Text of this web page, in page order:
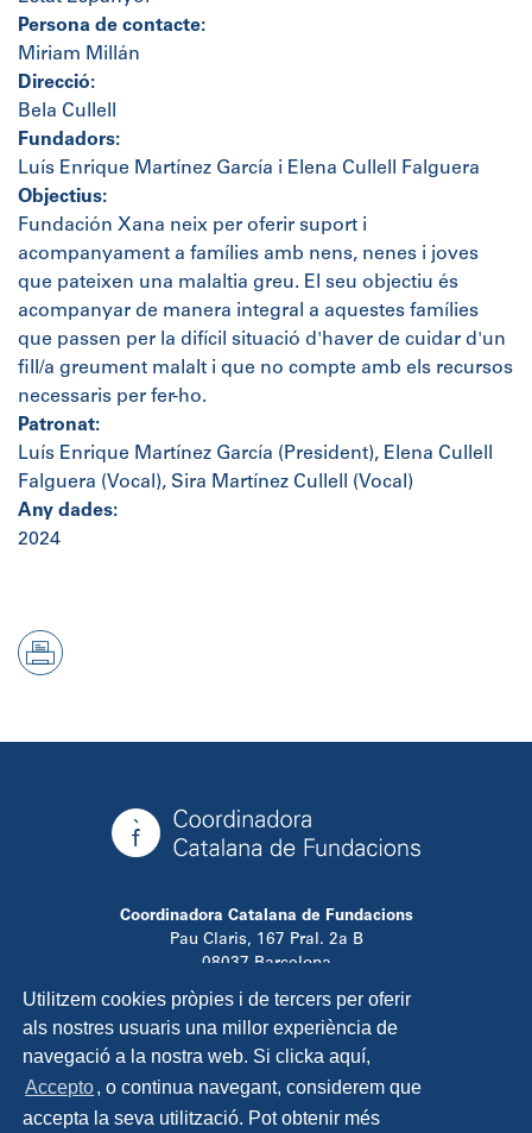
Utilitzem cookies pròpies i de tercers per oferir
als nostres usuaris una millor experiència de
navegació a la nostra web. Si clicka aquí,
Accepto, o continua navegant, considerem que
accepta la seva utilització. Pot obtenir més
Persona de contacte:
Miriam Millán
Direcció:
Bela Cullell
Fundadors:
Luís Enrique Martínez García i Elena Cullell Falguera
Objectius:
Fundación Xana neix per oferir suport i
acompanyament a famílies amb nens, nenes i joves
que pateixen una malaltia greu. El seu objectiu és
acompanyar de manera integral a aquestes famílies
que passen per la difícil situació d'haver de cuidar d'un
fill/a greument malalt i que no compte amb els recursos
necessaris per fer-ho.
Patronat:
Luís Enrique Martínez García (President), Elena Cullell
Falguera (Vocal), Sira Martínez Cullell (Vocal)
Any dades:
2024
Coordinadora Catalana de Fundacions
Pau Claris, 167 Pral. 2a B
08037 Barcelona
T. 934 881 480
info@ccfundacions.cat